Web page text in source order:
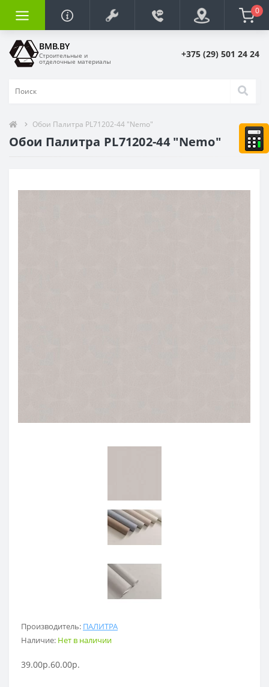
0
BMB.BY
Строительные и
отделочные материалы
+375 (29) 501 24 24
Обои Палитра PL71202-44 "Nemo"
Обои Палитра PL71202-44 "Nemo"
Производитель: ПАЛИТРА
Наличие: Нет в наличии
39.00р.60.00р.